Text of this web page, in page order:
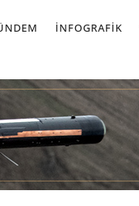
İNFOGRAFIK